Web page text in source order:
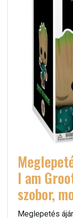
I am
szobor,
Meglepetés